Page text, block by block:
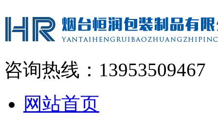
咨询热线：13953509467
网站首页